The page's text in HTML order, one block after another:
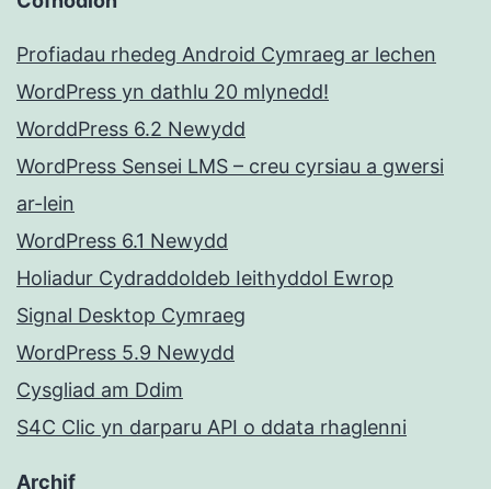
Profiadau rhedeg Android Cymraeg ar lechen
WordPress yn dathlu 20 mlynedd!
WorddPress 6.2 Newydd
WordPress Sensei LMS – creu cyrsiau a gwersi
ar-lein
WordPress 6.1 Newydd
Holiadur Cydraddoldeb Ieithyddol Ewrop
Signal Desktop Cymraeg
WordPress 5.9 Newydd
Cysgliad am Ddim
S4C Clic yn darparu API o ddata rhaglenni
Archif